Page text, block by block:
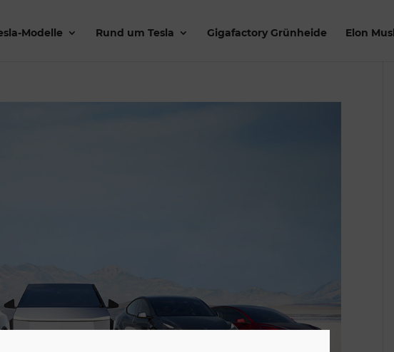
Modelle Rund um Tesla Gigafactory Grünheide Elon